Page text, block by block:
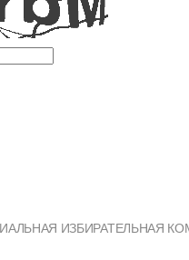
ИЗБИРАТЕЛЬНАЯ